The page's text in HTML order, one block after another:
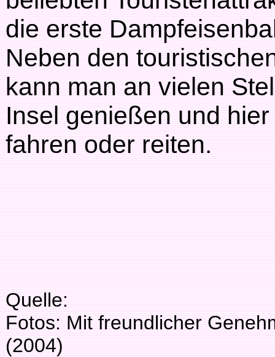
die erste
Neben den
kann man an vielen
Insel genießen und
fahren oder reiten.
Quelle:
Fotos: Mit freundlicher
(2004)